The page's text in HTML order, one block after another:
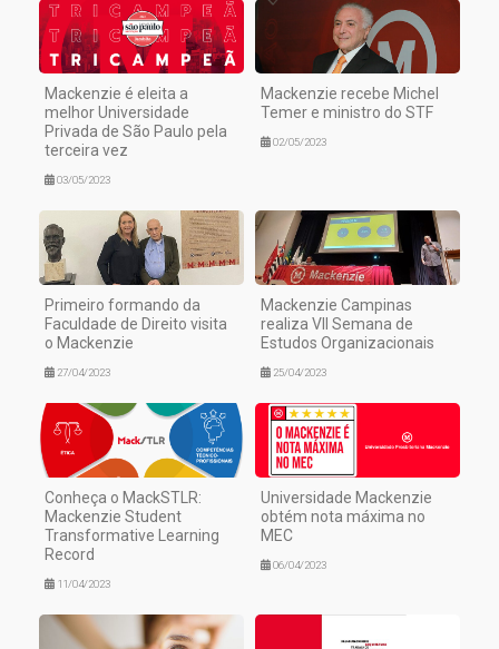
Mackenzie é eleita a
melhor Universidade
Privada de São Paulo pela
terceira vez
03/05/2023
Mackenzie recebe Michel
Temer e ministro do STF
02/05/2023
Primeiro formando da
Faculdade de Direito visita
o Mackenzie
27/04/2023
Mackenzie Campinas
realiza VII Semana de
Estudos Organizacionais
25/04/2023
Conheça o MackSTLR:
Mackenzie Student
Transformative Learning
Record
11/04/2023
Universidade Mackenzie
obtém nota máxima no
MEC
06/04/2023